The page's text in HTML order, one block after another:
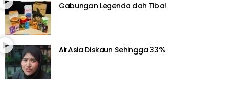
Gabungan Legenda dah Tiba!
AirAsia Diskaun Sehingga 33%